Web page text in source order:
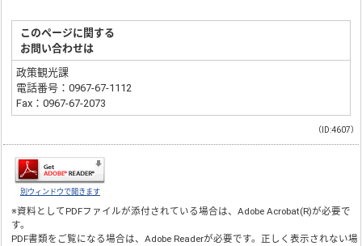
このページに関する
お問い合わせは
政策観光課
電話番号：0967-67-1112
Fax：0967-67-2073
（ID:4607）
別ウィンドウで開きます
※資料としてPDFファイルが添付されている場合は、Adobe Acrobat(R)が必要で
す。
PDF書類をご覧になる場合は、Adobe Readerが必要です。正しく表示されない場